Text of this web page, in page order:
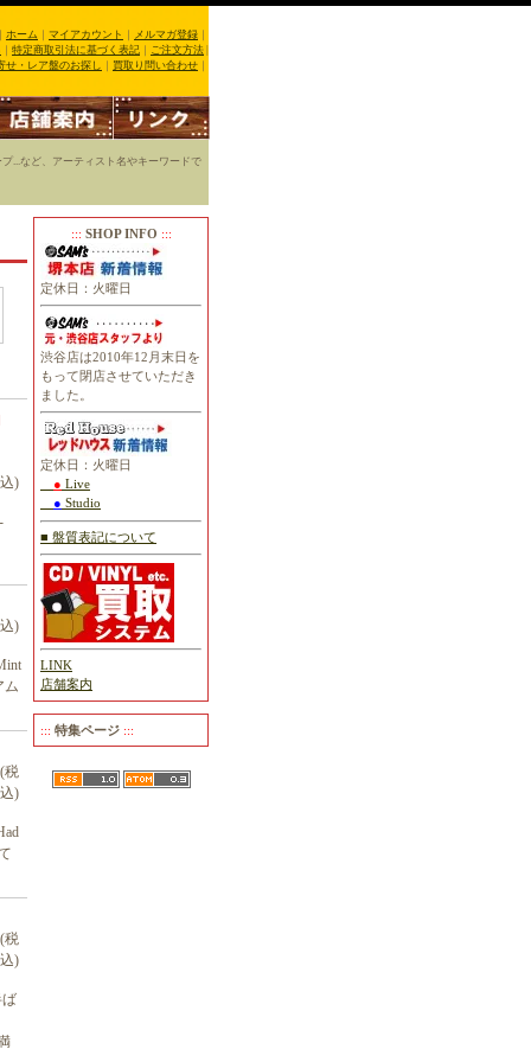
ホーム マイアカウント メルマガ登録
特定商取引法に基づく表記 ご注文方法
せ・レア盤のお探し 買取り問い合わせ
...など、アーティスト名やキーワードで
)
)
ム
税
込)
税
込)
ば
::: SHOP INFO :::
定休日：火曜日
渋谷店は2010年12月末日を
もって閉店させていただき
ました。
定休日：火曜日
● Live
● Studio
■ 盤質表記について
LINK
店舗案内
::: 特集ページ :::